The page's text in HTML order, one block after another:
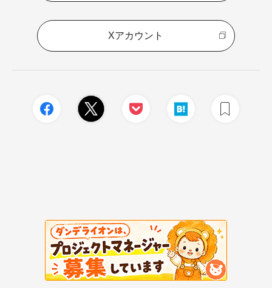
Xアカウント